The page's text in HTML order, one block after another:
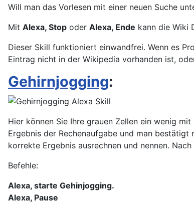
Will man das Vorlesen mit einer neuen Suche
Mit Alexa, Stop oder Alexa, Ende kann die Wiki
Dieser Skill funktioniert einwandfrei. Wenn es
Eintrag nicht in der Wikipedia vorhanden ist,
Gehirnjogging:
Hier können Sie Ihre grauen Zellen ein wenig
Ergebnis der Rechenaufgabe und man bestätigt
korrekte Ergebnis ausrechnen und nennen.
Befehle:
Alexa, starte Gehinjogging.
Alexa, Pause